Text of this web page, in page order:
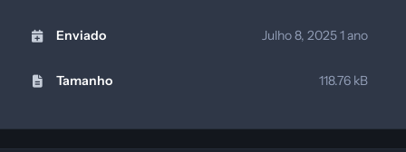
Enviado Julho 8, 20251 ano
Tamanho 118.76 kB